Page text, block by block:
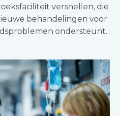
versnellen, die
behandelingen voor
ondersteunt.